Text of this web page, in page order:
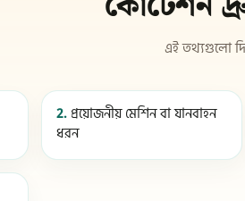
এই তথ্যগুলো
2.প্রয়োজনীয় মেশিন বা যানবাহন
ধরন